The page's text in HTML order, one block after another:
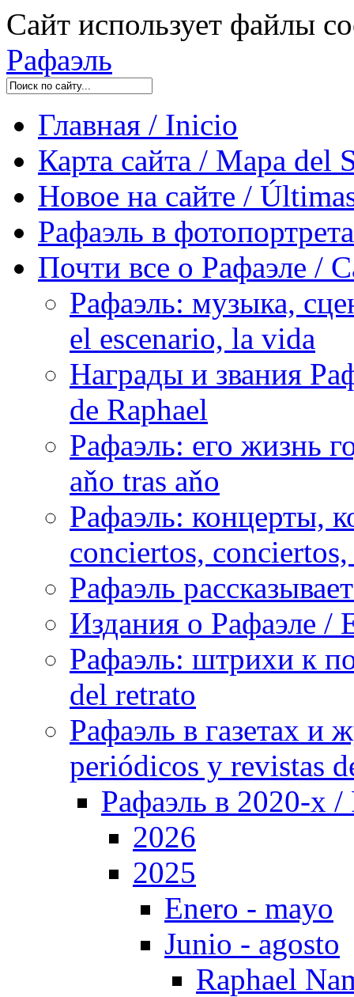
Сайт использует файлы
Рафаэль
Главная / Inicio
Карта сайта / Mapa del
Новое на сайте /
Рафаэль в
Почти все о Рафаэле /
Рафаэль: музыка,
el escenario, la vida
Награды и звания
de Raphael
Рафаэль: его жизнь
aňo tras aňo
Рафаэль: концерты,
conciertos,
Рафаэль
Издания о Рафаэле /
Рафаэль: штрихи к
del retrato
Рафаэль в газетах и
periódicos y revistas
Рафаэль в 2020-х /
2026
2025
Enero - mayo
Junio - agosto
Raphael